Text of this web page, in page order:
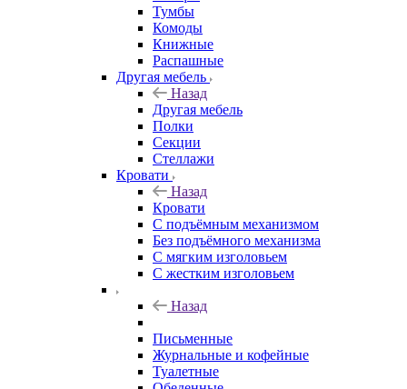
Тумбы
Комоды
Книжные
Распашные
Другая мебель
Назад
Другая мебель
Полки
Секции
Стеллажи
Кровати
Назад
Кровати
С подъёмным механизмом
Без подъёмного механизма
С мягким изголовьем
С жестким изголовьем
Назад
Письменные
Журнальные и кофейные
Туалетные